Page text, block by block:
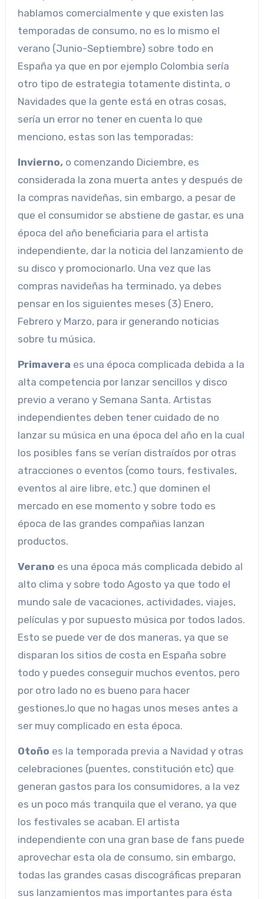
hablamos comercialmente y que existen las
temporadas de consumo, no es lo mismo el
verano (Junio-Septiembre) sobre todo en
España ya que en por ejemplo Colombia sería
otro tipo de estrategia totamente distinta, o
Navidades que la gente está en otras cosas,
sería un error no tener en cuenta lo que
menciono, estas son las temporadas:
Invierno,o comenzando Diciembre, es
considerada la zona muerta antes y después de
la compras navideñas, sin embargo, a pesar de
que el consumidor se abstiene de gastar, es una
época del año beneficiaria para el artista
independiente, dar la noticia del lanzamiento de
su disco y promocionarlo. Una vez que las
compras navideñas ha terminado, ya debes
pensar en los siguientes meses (3) Enero,
Febrero y Marzo, para ir generando noticias
sobre tu música.
Primavera es una época complicada debida a la
alta competencia por lanzar sencillos y disco
previo a verano y Semana Santa. Artistas
independientes deben tener cuidado de no
lanzar su música en una época del año en la cual
los posibles fans se verían distraídos por otras
atracciones o eventos (como tours, festivales,
eventos al aire libre, etc.) que dominen el
mercado en ese momento y sobre todo es
época de las grandes compañias lanzan
productos.
Verano es una época más complicada debido al
alto clima y sobre todo Agosto ya que todo el
mundo sale de vacaciones, actividades, viajes,
películas y por supuesto música por todos lados.
Esto se puede ver de dos maneras, ya que se
disparan los sitios de costa en España sobre
todo y puedes conseguir muchos eventos, pero
por otro lado no es bueno para hacer
gestiones,lo que no hagas unos meses antes a
ser muy complicado en esta época.
Otoño es la temporada previa a Navidad y otras
celebraciones (puentes, constitución etc) que
generan gastos para los consumidores, a la vez
es un poco más tranquila que el verano, ya que
los festivales se acaban. El artista
independiente con una gran base de fans puede
aprovechar esta ola de consumo, sin embargo,
todas las grandes casas discográficas preparan
sus lanzamientos mas importantes para ésta